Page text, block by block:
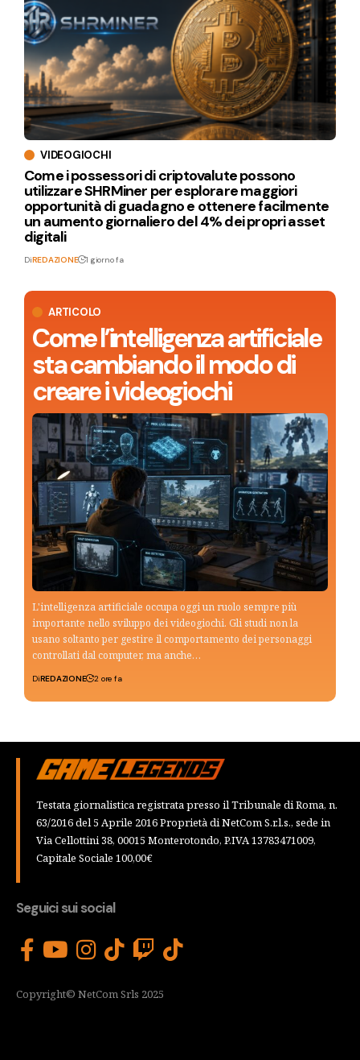
ARTICOLO
Come l’intelligenza artificiale
sta cambiando il modo di
creare i videogiochi
L'intelligenza artificiale occupa oggi un ruolo sempre più
importante nello sviluppo dei videogiochi. Gli studi non la
usano soltanto per gestire il comportamento dei personaggi
controllati dal computer, ma anche…
DiREDAZIONE 2 ore fa
VIDEOGIOCHI
Come i possessori di criptovalute possono
utilizzare SHRMiner per esplorare maggiori
opportunità di guadagno e ottenere facilmente
un aumento giornaliero del 4% dei propri asset
digitali
DiREDAZIONE 1 giorno fa
Testata giornalistica registrata presso il Tribunale di Roma, n.
63/2016 del 5 Aprile 2016 Proprietà di NetCom S.r.l.s., sede in
Via Cellottini 38, 00015 Monterotondo, P.IVA 13783471009,
Capitale Sociale 100,00€
Seguici sui social
Copyright© NetCom Srls 2025